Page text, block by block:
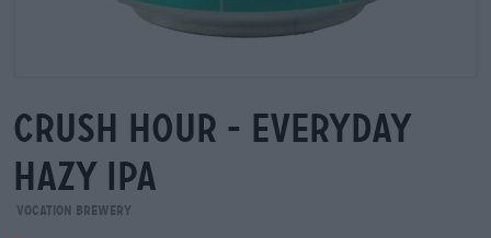
crush hour - everyday
hazy ipa
Vocation Brewery